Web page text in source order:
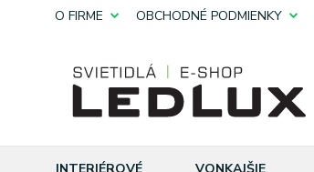
O FIRME OBCHODNÉ PODMIENKY